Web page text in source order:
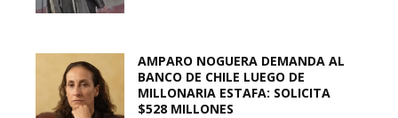
AMPARO NOGUERA DEMANDA AL
BANCO DE CHILE LUEGO DE
MILLONARIA ESTAFA: SOLICITA
$528 MILLONES